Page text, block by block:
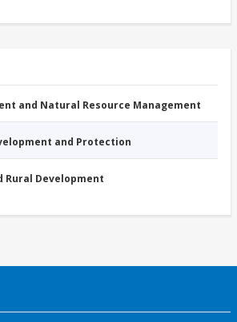
and Natural Resource Management
and Protection
Rural Development